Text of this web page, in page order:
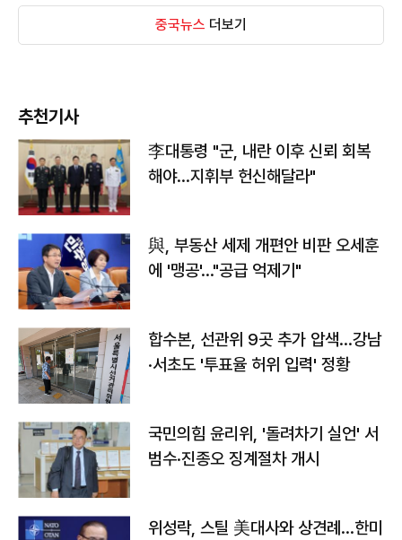
중국뉴스 더보기
추천기사
李대통령 "군, 내란 이후 신뢰 회복
해야…지휘부 헌신해달라"
與, 부동산 세제 개편안 비판 오세훈
에 '맹공'…"공급 억제기"
합수본, 선관위 9곳 추가 압색…강남
·서초도 '투표율 허위 입력' 정황
국민의힘 윤리위, '돌려차기 실언' 서
범수·진종오 징계절차 개시
위성락, 스틸 美대사와 상견례…한미